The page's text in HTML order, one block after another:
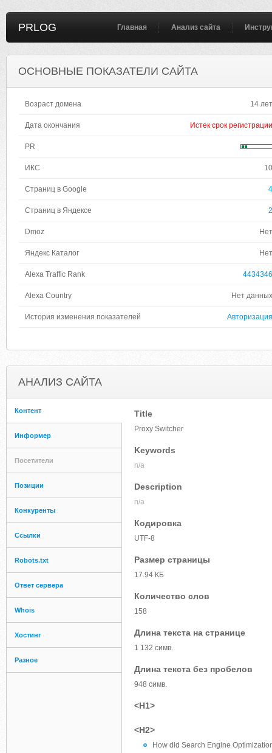
PRLOG Главная Анализ сайта
ОСНОВНЫЕ ПОКАЗАТЕЛИ САЙТА
Возраст домена 14 лет
Дата окончания Истек срок регистрации
PR
ИКС 10
Страниц в Google 4
Страниц в Яндексе 2
Dmoz Нет
Яндекс Каталог Нет
Alexa Traffic Rank 4434346
Alexa Country Нет данных
История изменения показателей Авторизация
АНАЛИЗ САЙТА
Контент
Информер
Посетители
Позиции
Конкуренты
Ссылки
Robots.txt
Ответ сервера
Whois
Хостинг
Разное
Title
Proxy Switcher
Keywords
n/a
Description
n/a
Кодировка
UTF-8
Размер страницы
17.94 КБ
Количество слов
158
Длина текста на странице
1 132 симв.
Длина текста без пробелов
948 симв.
<H1>
<H2>
How did Search Engine